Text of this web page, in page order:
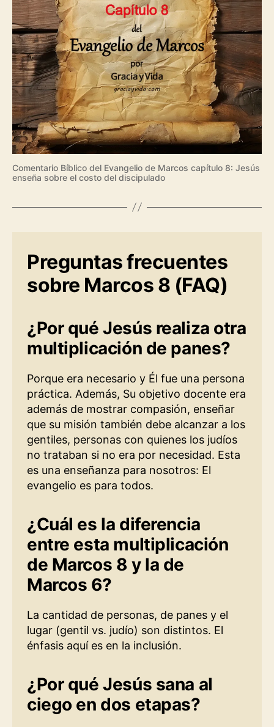
Comentario Bíblico del Evangelio de Marcos capítulo 8: Jesús
enseña sobre el costo del discipulado
Preguntas frecuentes
sobre Marcos 8 (FAQ)
¿Por qué Jesús realiza otra
multiplicación de panes?
Porque era necesario y Él fue una persona
práctica. Además, Su objetivo docente era
además de mostrar compasión, enseñar
que su misión también debe alcanzar a los
gentiles, personas con quienes los judíos
no trataban si no era por necesidad. Esta
es una enseñanza para nosotros: El
evangelio es para todos.
¿Cuál es la diferencia
entre esta multiplicación
de Marcos 8 y la de
Marcos 6?
La cantidad de personas, de panes y el
lugar (gentil vs. judío) son distintos. El
énfasis aquí es en la inclusión.
¿Por qué Jesús sana al
ciego en dos etapas?